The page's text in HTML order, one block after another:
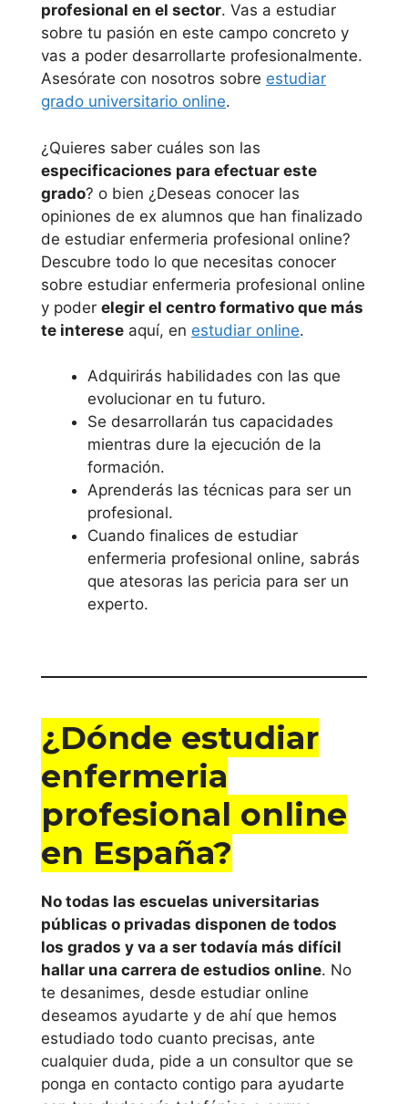
profesional en el sector. Vas a estudiar
sobre tu pasión en este campo concreto y
vas a poder desarrollarte profesionalmente.
Asesórate con nosotros sobre estudiar
grado universitario online.
¿Quieres saber cuáles son las
especificaciones para efectuar este
grado? o bien ¿Deseas conocer las
opiniones de ex alumnos que han finalizado
de estudiar enfermeria profesional online?
Descubre todo lo que necesitas conocer
sobre estudiar enfermeria profesional online
y poder elegir el centro formativo que más
te interese aquí, en estudiar online.
Adquirirás habilidades con las que
evolucionar en tu futuro.
Se desarrollarán tus capacidades
mientras dure la ejecución de la
formación.
Aprenderás las técnicas para ser un
profesional.
Cuando finalices de estudiar
enfermeria profesional online, sabrás
que atesoras las pericia para ser un
experto.
¿Dónde estudiar
enfermeria
profesional online
en España?
No todas las escuelas universitarias
públicas o privadas disponen de todos
los grados y va a ser todavía más difícil
hallar una carrera de estudios online. No
te desanimes, desde estudiar online
deseamos ayudarte y de ahí que hemos
estudiado todo cuanto precisas, ante
cualquier duda, pide a un consultor que se
ponga en contacto contigo para ayudarte